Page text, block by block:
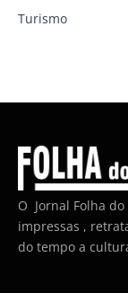
Turismo
O Jornal Folha
impressas ,
do tempo a